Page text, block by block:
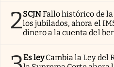
2SCJNFallo histórico de
los jubilados, ahora el
dinero a la cuenta del
Es ley Cambia la Ley del